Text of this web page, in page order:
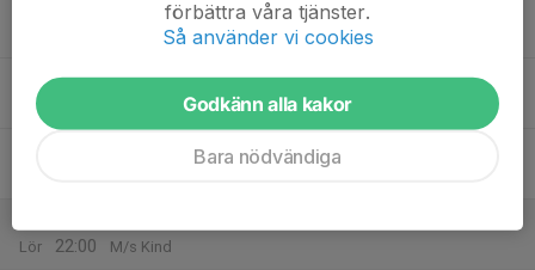
Tor
Lör
22:00
M/s Kind
förbättra våra tjänster.
Så använder vi cookies
Godkänn alla kakor
Bara nödvändiga